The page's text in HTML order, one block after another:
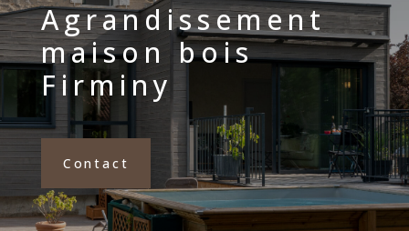
Agrandissement
maison bois
Firminy
Contact